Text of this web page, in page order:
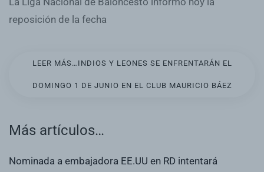
reposición de la fecha
LEER MÁS…INDIOS Y LEONES SE ENFRENTARÁN EL
DOMINGO 1 DE JUNIO EN EL CLUB MAURICIO BÁEZ
Más artículos…
Nominada a embajadora EE.UU en RD intentará